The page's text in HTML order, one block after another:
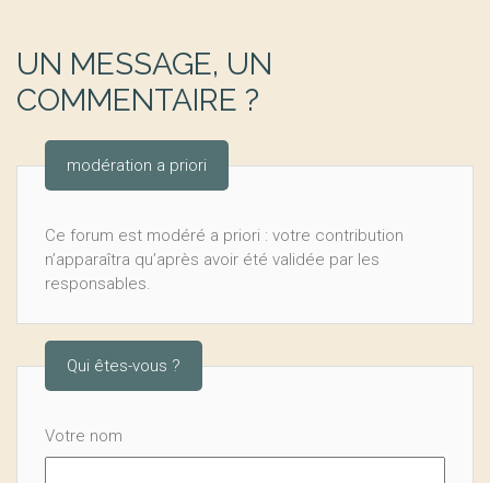
UN MESSAGE, UN
COMMENTAIRE ?
modération a priori
Ce forum est modéré a priori : votre contribution
n’apparaîtra qu’après avoir été validée par les
responsables.
Qui êtes-vous ?
Votre nom